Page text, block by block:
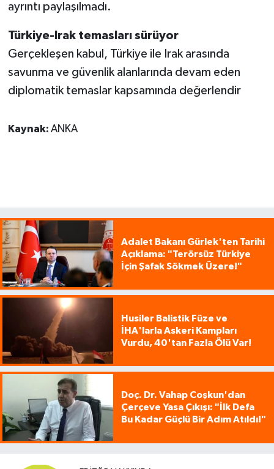
ayrıntı paylaşılmadı.
Türkiye-Irak temasları sürüyor
Gerçekleşen kabul, Türkiye ile Irak arasında
savunma ve güvenlik alanlarında devam eden
diplomatik temaslar kapsamında değerlendir
Kaynak: ANKA
Adalet Bakanı Gürlek'ten Tarihi
Açıklama: "Terörsüz Türkiye
İçin Şafak Sökmek Üzere!"
Husiler Balistik Füze ve
İHA'larla Askeri Kampları
Vurdu, 40'tan Fazla Ölü Var!
Doç. Dr. Vahap Coşkun'dan
Çerçeve Yasa Çıkışı: "İlk Defa
Bu Kadar Güçlü Bir Adım Atıldı!"